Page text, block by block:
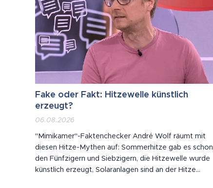
Fake oder Fakt: Hitzewelle künstlich
erzeugt?
06.08.2026
"Mimikamer"-Faktenchecker André Wolf räumt mit
diesen Hitze-Mythen auf: Sommerhitze gab es schon
den Fünfzigern und Siebzigern, die Hitzewelle wurde
künstlich erzeugt, Solaranlagen sind an der Hitze